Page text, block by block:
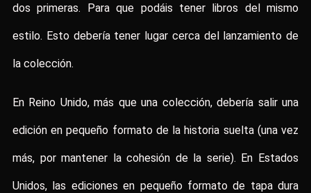
dos primeras. Para que podáis tener libros del mismo
estilo. Esto debería tener lugar cerca del lanzamiento de
la colección.
En Reino Unido, más que una colección, debería salir una
edición en pequeño formato de la historia suelta (una vez
más, por mantener la cohesión de la serie). En Estados
Unidos, las ediciones en pequeño formato de tapa dura